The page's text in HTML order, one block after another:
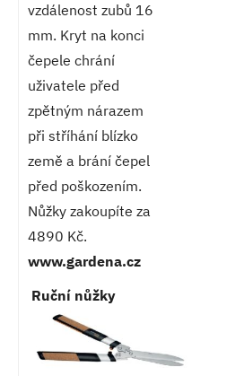
vzdálenost zubů 16
mm. Kryt na konci
čepele chrání
uživatele před
zpětným nárazem
při stříhání blízko
země a brání čepel
před poškozením.
Nůžky zakoupíte za
4890 Kč.
www.gardena.cz
Ruční nůžky